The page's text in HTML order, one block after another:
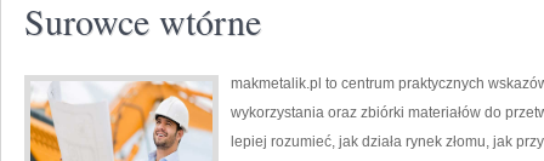
Surowce wtórne
makmetalik.pl to centrum praktycznych
wykorzystania oraz zbiórki materiałów do
lepiej rozumieć, jak działa rynek złomu, jak